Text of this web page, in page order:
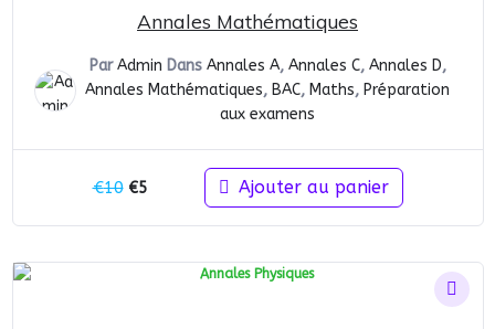
Annales Mathématiques
ParAdmin Dans Annales A, Annales C, Annales D,
Annales Mathématiques, BAC, Maths, Préparation
aux examens
€10 Le
était :
€5Le
est :
Ajouter au panier